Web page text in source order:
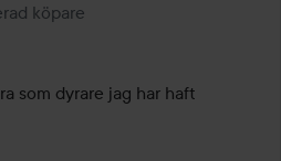
köpare
som dyrare jag har haft